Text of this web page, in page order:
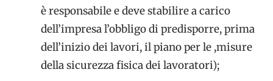
è responsabile e deve stabilire a carico
dell’impresa l’obbligo di predisporre, prima
dell’inizio dei lavori, il piano per le ,misure
della sicurezza fisica dei lavoratori);